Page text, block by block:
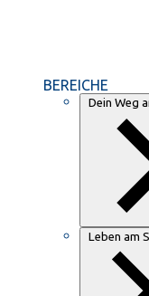
BEREICHE
Dein Weg
Leben am